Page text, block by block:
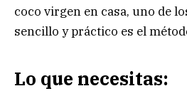
coco virgen en casa, uno de
sencillo y práctico es el
Lo que necesitas: